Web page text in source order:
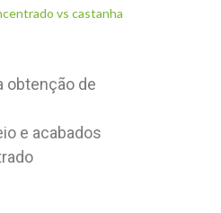
vs castanha
obtenção de
e acabados